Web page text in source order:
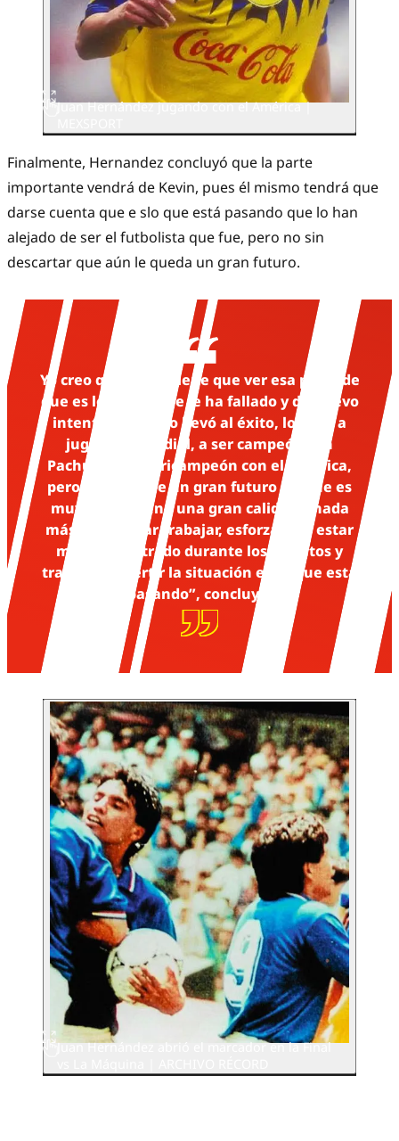
Juan Hernández jugando con el América |
Finalmente, Hernandez concluyó que la parte
importante vendrá de Kevin, pues él mismo tendrá que
darse cuenta que e slo que está pasando que lo han
alejado de ser el futbolista que fue, pero no sin
descartar que aún le queda un gran futuro.
Yo creo que Kevin tiene que ver esa parte de
que es lo que lo que le ha fallado y de nuevo
intentar lo que lo llevó al éxito, lo llevó a
jugar un Mundial, a ser campeón con
Pachuca, a ser tricampeón con el América,
pero Kevin tiene un gran futuro porque es
muy joven, tiene una gran calidad y nada
más es retomar trabajar, esforzarse y estar
más concentrado durante los minutos y
tratar de revertir la situación en la que está
pasando”, concluyó.
Juan Hernández abrió el marcador en la Final